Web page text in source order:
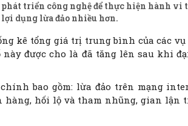
triển công nghệ để thực hiện hành vi
dụng lừa đảo nhiều hơn.
kê tổng giá trị trung bình của các
được cho là đã tăng lên sau khi
bao gồm: lừa đảo trên mạng
hối lộ và tham nhũng, gian lận